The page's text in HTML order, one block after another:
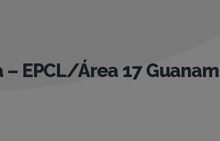
EPCL/Área 17